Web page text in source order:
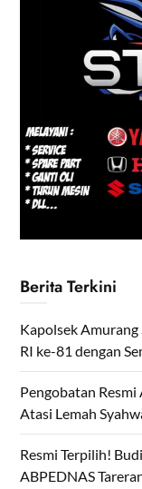
Berita Terkini
Kapolsek
RI ke-81 dengan
Pengobatan
Atasi Lemah
Resmi Terpilih!
ABPEDNAS